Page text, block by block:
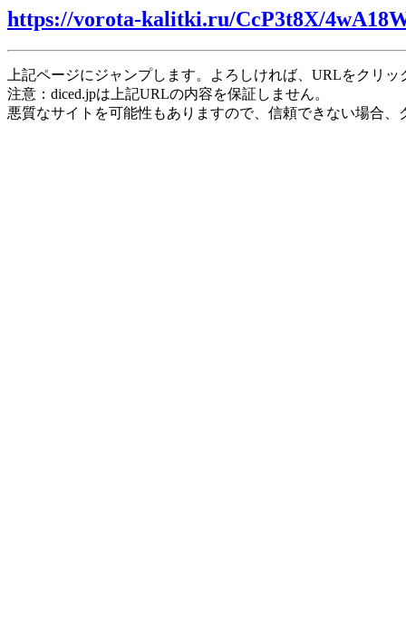
https://vorota-kalitki.ru/CcP3t8X/
上記ページにジャンプします。よろしければ、URLをクリ
注意：diced.jpは上記URLの内容を保証しません。
悪質なサイトを可能性もありますので、信頼できない場合、